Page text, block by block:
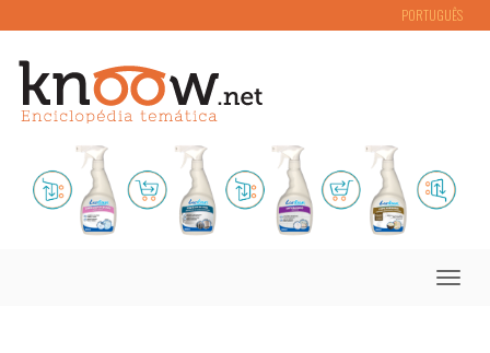
PORTUGUÊS
Toggle